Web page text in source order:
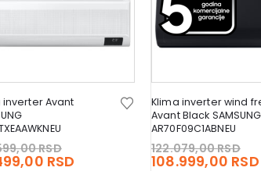
inverter Avant
RSD
price
RSD
Klima inverter wind
Avant Black SAMSUNG
AR70F09C1ABNEU
122.079,00RSD
108.999,00 RSD